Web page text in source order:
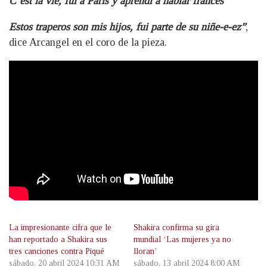
Estos traperos son mis hijos, fui parte de su niñe-e-ez”,
dice Arcangel en el coro de la pieza.
La impresionante cifra que le
han reportado a Shakira sus
tres canciones contra Piqué
sábado, 20 abril 2024 10:31 AM
Shakira confirma su gira
mundial ‘Las mujeres ya no
lloran’
sábado, 13 abril 2024 8:00 AM